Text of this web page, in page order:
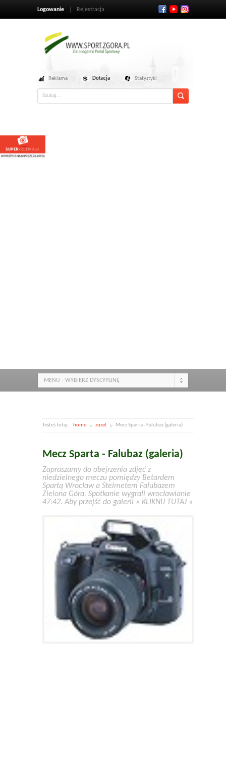
Logowanie Rejestracja
Reklama Dotacja Statystyki
MENU - WYBIERZ DYSCYPLINĘ
Jesteś tutaj: home zuzel Mecz Sparta - Falubaz (galeria)
Mecz Sparta - Falubaz (galeria)
Zapraszamy do obejrzenia zdjęć z
niedzielnego meczu pomiędzy Betardem
Spartą Wrocław a Stelmetem Falubazem
Zielona Góra. Spotkanie wygrali wrocławianie
47:42. Aby przejść do galerii » KLIKNIJ TUTAJ «